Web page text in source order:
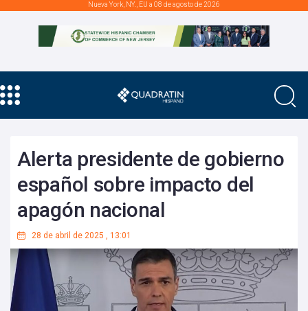
Nueva York, NY., EU a 08 de agosto de 2026
Alerta presidente de gobierno
español sobre impacto del
apagón nacional
28 de abril de 2025 , 13:01